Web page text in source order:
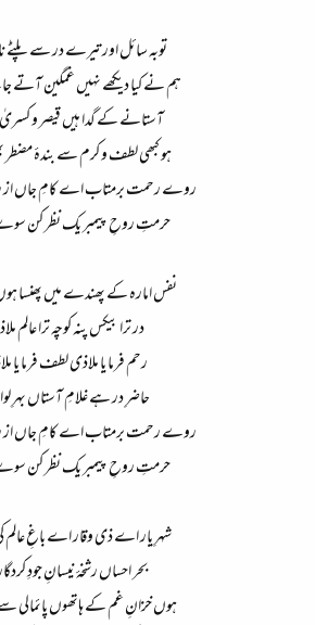
توبہ سائل اور تیرے در سے پلٹے
ہم نے کیا دیکھے نہیں غمگین آتے
آستانے کے گدا ہیں قیصر و کسریٰ
ہو کبھی لطف و کرم سے بندۂ مضطر
روے رحمت برمتاب اے کامِ جاں
حرمتِ روحِ پیمبر یک نظر کن
نفس امارہ کے پھندے میں پھنسا
در ترا بیکس پنہ کوچہ ترا عالم ملاذ​
رحم فرما یا ملاذی لطف فرما یا
حاضرِ در ہے غلامِ آستاں بہرِ
روے رحمت برمتاب اے کامِ جاں
حرمتِ روحِ پیمبر یک نظر کن
شہرِ یار اے ذی وقار اے باغِ عالم
بحر احساں رشخۂ نیسانِ جودِ
ہوں خزانِ غم کے ہاتھوں پائمالی